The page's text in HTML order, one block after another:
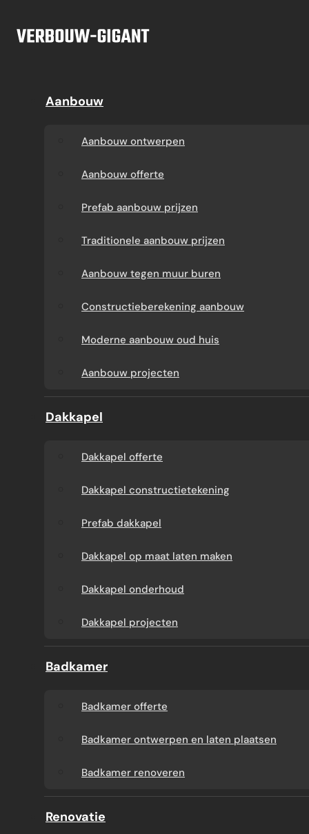
Aanbouw
Aanbouw offerte
Prefab aanbouw
prijzen
Traditionele aanbouw
prijzen
Aanbouw tegen muur
buren
Constructieberekening
Moderne aanbouw
Prefab dakkapel
laten maken
Dakkapel
Dakkapel projecten
Aanbouw
Aanbouw ontwerpen
Aanbouw offerte
Prefab aanbouw prijzen
Traditionele aanbouw prijzen
Aanbouw tegen muur buren
Constructieberekening aanbouw
Moderne aanbouw oud huis
Aanbouw projecten
Dakkapel
Dakkapel offerte
Dakkapel constructietekening
Prefab dakkapel
Dakkapel op maat laten maken
Dakkapel onderhoud
Dakkapel projecten
Badkamer
Badkamer offerte
Badkamer ontwerpen en laten plaatsen
Badkamer renoveren
Renovatie